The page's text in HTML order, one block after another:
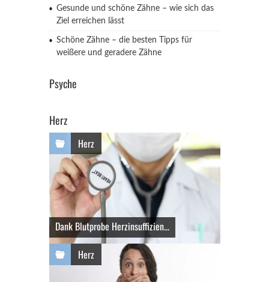
Gesunde und schöne Zähne – wie sich das
Ziel erreichen lässt
Schöne Zähne – die besten Tipps für
weißere und geradere Zähne
Psyche
Herz
Herz
Dank Blutprobe Herzinsuffizien...
Herz